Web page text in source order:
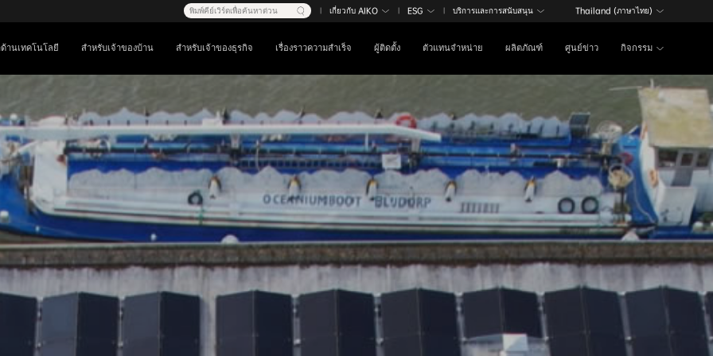
านเทคโนโลยี สำหรับเจ้าของบ้าน สำหรับเจ้าของธุรกิจ เรื่องราวความสำเร็จ ผู้ติดตั้ง ตัวแทนจำหน่าย ผลิตภัณฑ์ ศูนย์ข่าว กิจกรรม
พิมพ์คีย์เวิร์ดเพื่อค้นหาด่วน | เกี่ยวกับ AIKO | ESG | บริการและการสนับสนุน Thailand (ภาษาไทย)